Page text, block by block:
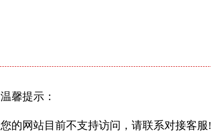
温馨提示：
您的网站目前不支持访问，请联系对接客服!